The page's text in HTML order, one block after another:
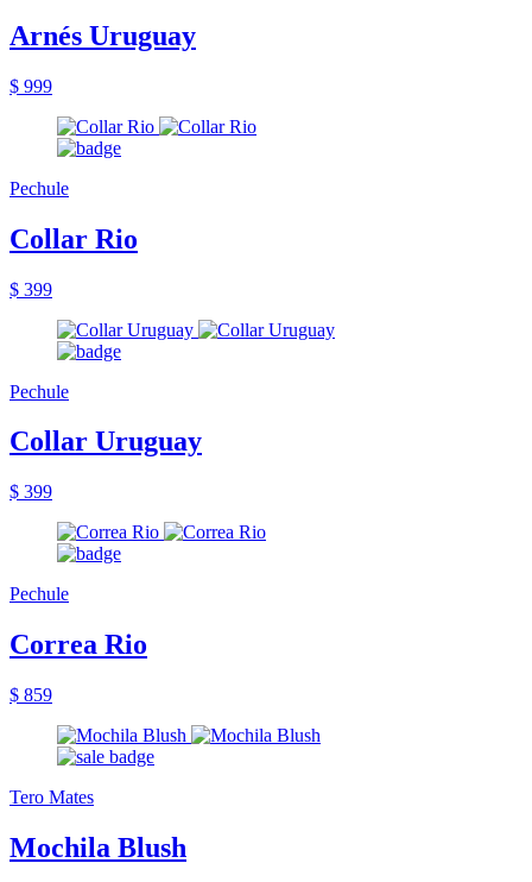
Arnés Uruguay
$ 999
Pechule
Collar Rio
$ 399
Pechule
Collar Uruguay
$ 399
Pechule
Correa Rio
$ 859
Tero Mates
Mochila Blush